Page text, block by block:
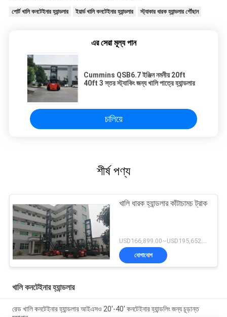
পোর্ট খালি কনটেইনার হ্যান্ডলার ইয়ার্ড খালি কনটেইনার হ্যান্ডলার স্ট্যাকার ধারক হ্যান্ডলার পৌঁছান
এর সেরা মূল্য পান
Cummins QSB6.7 ইঞ্জিন নমনীয় 20ft
40ft 3 স্তর স্ট্যাকিং জন্য খালি পাত্রে হ্যান্ডলার
চালিয়ে
শীর্ষ পণ্য
খালি ধারক হ্যান্ডলার কাঁটাচামচ ট্রাক
USD166,899.00~USD195,652.00 / unit MOQ:1 একক
যোগাযোগ
খালি কনটেইনার হ্যান্ডলার
রেড খালি কনটেইনার হ্যান্ডলার আইএসও 20'-40' কনটেইনার হ্যান্ডলিং জন্য চূড়ান্ত